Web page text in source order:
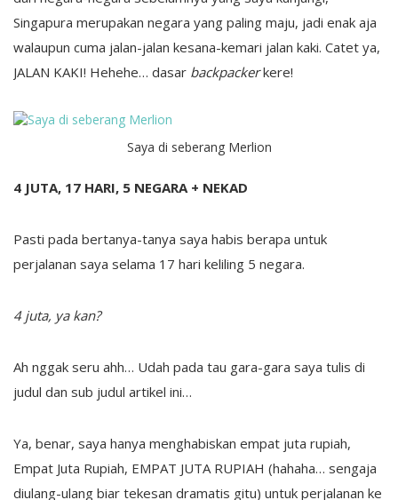
Singapura merupakan negara yang paling maju, jadi enak aja
walaupun cuma jalan-jalan kesana-kemari jalan kaki. Catet ya,
JALAN KAKI! Hehehe… dasar backpackerkere!
Saya di seberang Merlion
4 JUTA, 17 HARI, 5 NEGARA + NEKAD
Pasti pada bertanya-tanya saya habis berapa untuk
perjalanan saya selama 17 hari keliling 5 negara.
4 juta, ya kan?
Ah nggak seru ahh… Udah pada tau gara-gara saya tulis di
judul dan sub judul artikel ini…
Ya, benar, saya hanya menghabiskan empat juta rupiah,
Empat Juta Rupiah, EMPAT JUTA RUPIAH (hahaha… sengaja
diulang-ulang biar tekesan dramatis gitu) untuk perjalanan ke